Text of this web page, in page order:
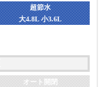
超節水
大4.8L 小3.6L
オート開閉